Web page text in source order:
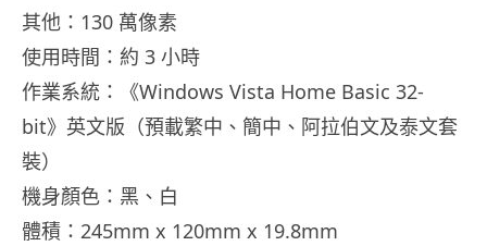
其他：130 萬像素
使用時間：約 3 小時
作業系統：《Windows Vista Home Basic 32-
bit》英文版（預載繁中、簡中、阿拉伯文及泰文套
裝）
機身顏色：黑、白
體積：245mm x 120mm x 19.8mm